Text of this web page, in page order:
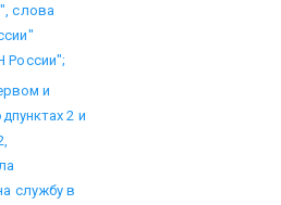
слова
России";
и
2 и
службу в